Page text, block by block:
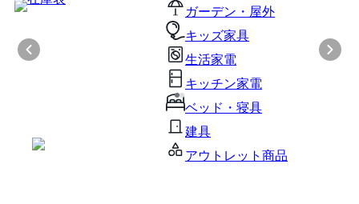
ガーデン・屋外
キッズ家具
生活家電
キッチン家電
ベッド・寝具
建具
アウトレット商品